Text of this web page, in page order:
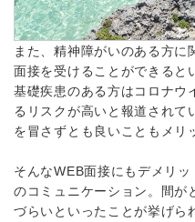
また、精神障がいのある方に
面接を受けることができると
基礎疾患のある方はコロナウ
るリスクが高いと報道されて
を冒さずとも良いこともメリ
そんなWEB面接にもデメリ
のコミュニケーション。間が
づらいといったことが挙げら